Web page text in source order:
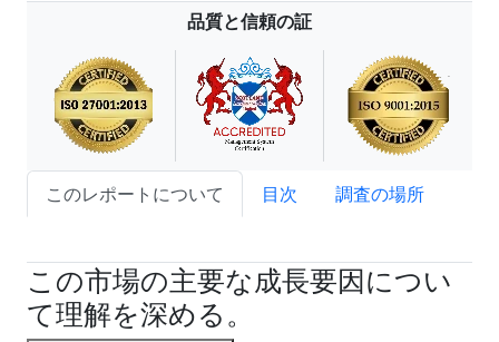
品質と信頼の証
このレポートについて 目次
調査の場所
この市場の主要な成長要因につい
て理解を深める。